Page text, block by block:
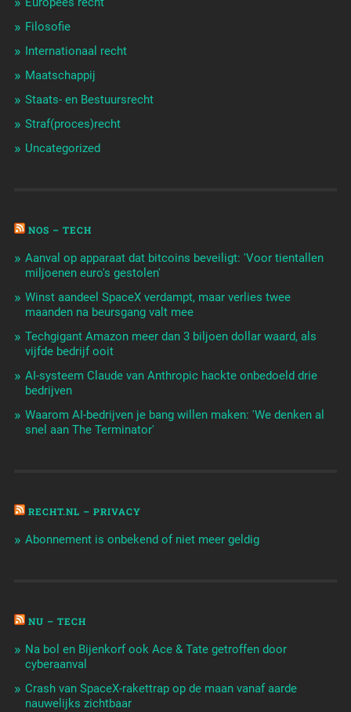
Filosofie
Internationaal recht
Maatschappij
Staats- en Bestuursrecht
Straf(proces)recht
Uncategorized
NOS – TECH
Aanval op apparaat dat bitcoins beveiligt: 'Voor tientallen
miljoenen euro's gestolen'
Winst aandeel SpaceX verdampt, maar verlies twee
maanden na beursgang valt mee
Techgigant Amazon meer dan 3 biljoen dollar waard, als
vijfde bedrijf ooit
AI-systeem Claude van Anthropic hackte onbedoeld drie
bedrijven
Waarom AI-bedrijven je bang willen maken: 'We denken al
snel aan The Terminator'
RECHT.NL – PRIVACY
Abonnement is onbekend of niet meer geldig
NU – TECH
Na bol en Bijenkorf ook Ace & Tate getroffen door
cyberaanval
Crash van SpaceX-rakettrap op de maan vanaf aarde
nauwelijks zichtbaar